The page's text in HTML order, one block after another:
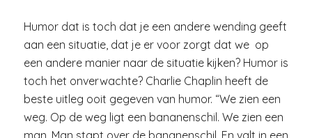
Humor dat is toch dat je een andere wending geeft
aan een situatie, dat je er voor zorgt dat we op
een andere manier naar de situatie kijken? Humor is
toch het onverwachte? Charlie Chaplin heeft de
beste uitleg ooit gegeven van humor. “We zien een
weg. Op de weg ligt een bananenschil. We zien een
man. Man stapt over de bananenschil. En valt in een